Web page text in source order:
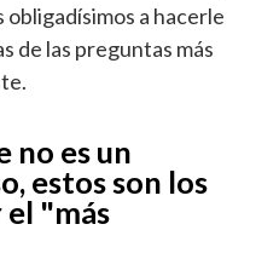
obligadísimos a hacerle
de las preguntas más
no es un
estos son los
el "más